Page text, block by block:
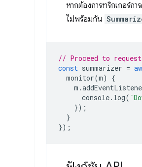
หากต้องการทริกเกอร์กา
ไม่พร้อมกัน
// Proceed to
const summarizer =
monitor(m)
{
m .
console. log(
});
}
});